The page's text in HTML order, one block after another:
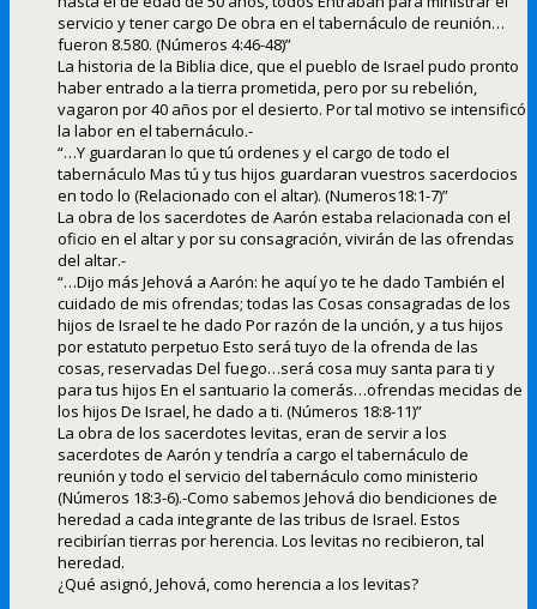
servicio y tener cargo De obra en el tabernáculo de reunión…
fueron 8.580. (Números 4:46-48)”
La historia de la Biblia dice, que el pueblo de Israel pudo pronto
haber entrado a la tierra prometida, pero por su rebelión,
vagaron por 40 años por el desierto. Por tal motivo se intensificó
la labor en el tabernáculo.-
“…Y guardaran lo que tú ordenes y el cargo de todo el
tabernáculo Mas tú y tus hijos guardaran vuestros sacerdocios
en todo lo (Relacionado con el altar). (Numeros18:1-7)”
La obra de los sacerdotes de Aarón estaba relacionada con el
oficio en el altar y por su consagración, vivirán de las ofrendas
del altar.-
“…Dijo más Jehová a Aarón: he aquí yo te he dado También el
cuidado de mis ofrendas; todas las Cosas consagradas de los
hijos de Israel te he dado Por razón de la unción, y a tus hijos
por estatuto perpetuo Esto será tuyo de la ofrenda de las
cosas, reservadas Del fuego…será cosa muy santa para ti y
para tus hijos En el santuario la comerás…ofrendas mecidas de
los hijos De Israel, he dado a ti. (Números 18:8-11)”
La obra de los sacerdotes levitas, eran de servir a los
sacerdotes de Aarón y tendría a cargo el tabernáculo de
reunión y todo el servicio del tabernáculo como ministerio
(Números 18:3-6).-Como sabemos Jehová dio bendiciones de
heredad a cada integrante de las tribus de Israel. Estos
recibirían tierras por herencia. Los levitas no recibieron, tal
heredad.
¿Qué asignó, Jehová, como herencia a los levitas?